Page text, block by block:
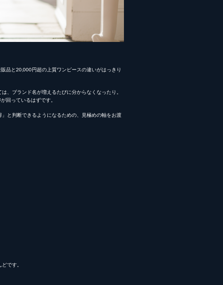
品と20,000円超の上質ワンピースの違いがはっきり
、ブランド名が増えるたびに分からなくなったり。
回っているはずです。
と判断できるようになるための、見極めの軸をお渡
です。